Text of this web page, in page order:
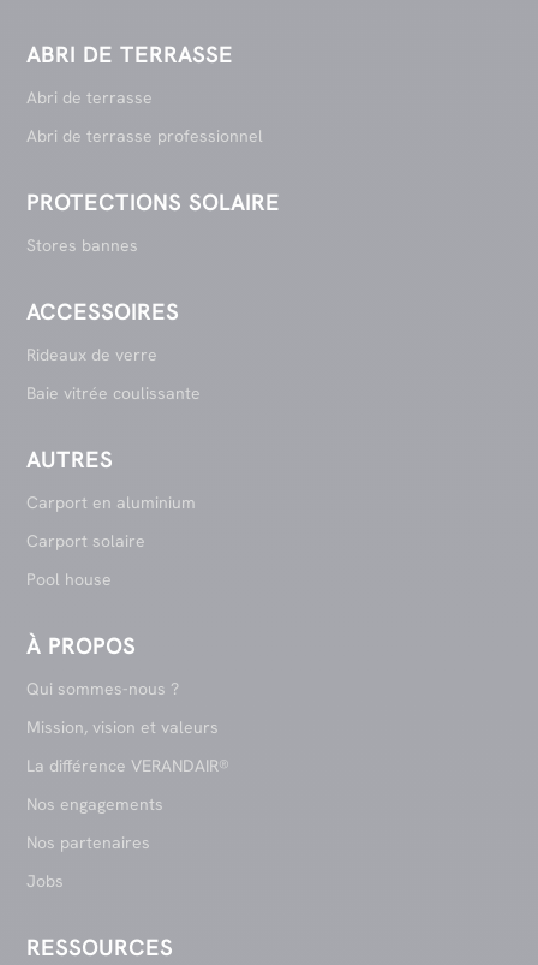
ABRI DE TERRASSE
Abri de terrasse
Abri de terrasse professionnel
PROTECTIONS SOLAIRE
Stores bannes
ACCESSOIRES
Rideaux de verre
Baie vitrée coulissante
AUTRES
Carport en aluminium
Carport solaire
Pool house
À PROPOS
Qui sommes-nous ?
Mission, vision et valeurs
La différence VERANDAIR®
Nos engagements
Nos partenaires
Jobs
RESSOURCES